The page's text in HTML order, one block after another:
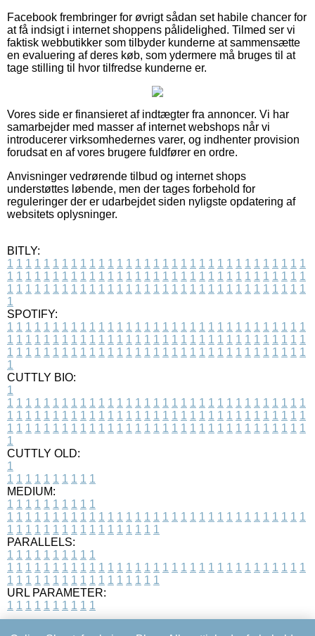
Facebook frembringer for øvrigt sådan set habile chancer for
at få indsigt i internet shoppens pålidelighed. Tilmed ser vi
faktisk webbutikker som tilbyder kunderne at sammensætte
en evaluering af deres køb, som ydermere må bruges til at
tage stilling til hvor tilfredse kunderne er.
Vores side er finansieret af indtægter fra annoncer. Vi har
samarbejder med masser af internet webshops når vi
introducerer virksomhedernes varer, og indhenter provision
forudsat en af vores brugere fuldfører en ordre.
Anvisninger vedrørende tilbud og internet shops
understøttes løbende, men der tages forbehold for
reguleringer der er udarbejdet siden nyligste opdatering af
websitets oplysninger.
BITLY:
1 1 1 1 1 1 1 1 1 1 1 1 1 1 1 1 1 1 1 1 1 1 1 1 1 1 1 1 1 1 1 1 1
1 1 1 1 1 1 1 1 1 1 1 1 1 1 1 1 1 1 1 1 1 1 1 1 1 1 1 1 1 1 1 1 1
1 1 1 1 1 1 1 1 1 1 1 1 1 1 1 1 1 1 1 1 1 1 1 1 1 1 1 1 1 1 1 1 1
1
SPOTIFY:
1 1 1 1 1 1 1 1 1 1 1 1 1 1 1 1 1 1 1 1 1 1 1 1 1 1 1 1 1 1 1 1 1
1 1 1 1 1 1 1 1 1 1 1 1 1 1 1 1 1 1 1 1 1 1 1 1 1 1 1 1 1 1 1 1 1
1 1 1 1 1 1 1 1 1 1 1 1 1 1 1 1 1 1 1 1 1 1 1 1 1 1 1 1 1 1 1 1 1
1
CUTTLY BIO:
1
1 1 1 1 1 1 1 1 1 1 1 1 1 1 1 1 1 1 1 1 1 1 1 1 1 1 1 1 1 1 1 1 1
1 1 1 1 1 1 1 1 1 1 1 1 1 1 1 1 1 1 1 1 1 1 1 1 1 1 1 1 1 1 1 1 1
1 1 1 1 1 1 1 1 1 1 1 1 1 1 1 1 1 1 1 1 1 1 1 1 1 1 1 1 1 1 1 1 1
1
CUTTLY OLD:
1
1 1 1 1 1 1 1 1 1 1
MEDIUM:
1 1 1 1 1 1 1 1 1 1
1 1 1 1 1 1 1 1 1 1 1 1 1 1 1 1 1 1 1 1 1 1 1 1 1 1 1 1 1 1 1 1 1
1 1 1 1 1 1 1 1 1 1 1 1 1 1 1 1 1
PARALLELS:
1 1 1 1 1 1 1 1 1 1
1 1 1 1 1 1 1 1 1 1 1 1 1 1 1 1 1 1 1 1 1 1 1 1 1 1 1 1 1 1 1 1 1
1 1 1 1 1 1 1 1 1 1 1 1 1 1 1 1 1
URL PARAMETER:
1 1 1 1 1 1 1 1 1 1